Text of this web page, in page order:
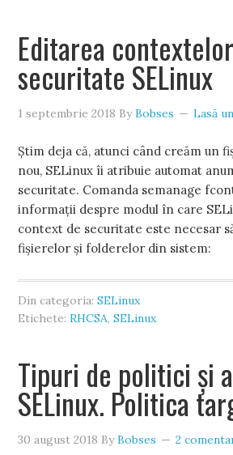
Editarea
securitate SELinux
1 septembrie 2018 ByBobses Lasă
Știm deja că, atunci când creăm un
nou, SELinux îi atribuie automat
securitate. Comanda semanage
informații despre modul în care
context de securitate este necesar
fișierelor și folderelor din sistem:
Din categoria:SELinux
Etichete:RHCSA,SELinux
Tipuri de politici și
SELinux. Politica
30 august 2018 ByBobses 2